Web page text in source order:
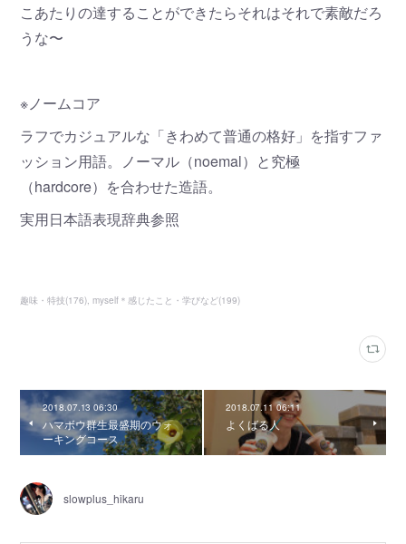
こあたりの達することができたらそれはそれで素敵だろ
うな〜
※ノームコア
ラフでカジュアルな「きわめて普通の格好」を指すファ
ッション用語。ノーマル（noemal）と究極
（hardcore）を合わせた造語。
実用日本語表現辞典参照
趣味・特技(176) myself＊感じたこと・学びなど(199)
2018.07.13 06:30
ハマボウ群生最盛期のウォ
ーキングコース
2018.07.11 06:11
よくばる人
slowplus_hikaru